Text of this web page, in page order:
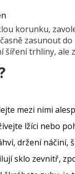
korunku,
zasunout
šíření trhliny, ale
mezi nimi
lžíci nebo
držení náčiní,
sklo zevnitř,